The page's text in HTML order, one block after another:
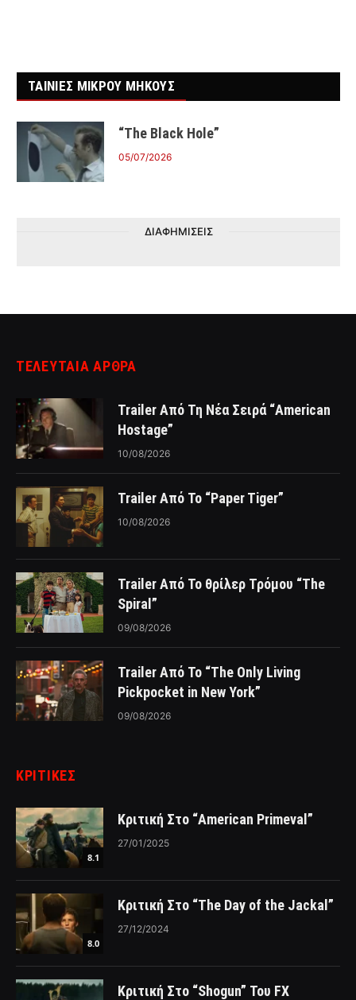
ΤΑΙΝΙΕΣ ΜΙΚΡΟΥ ΜΗΚΟΥΣ
“The Black Hole”
05/07/2026
ΔΙΑΦΗΜΙΣΕΙΣ
ΤΕΛΕΥΤΑΙΑ ΑΡΘΡΑ
Trailer Από Τη Νέα Σειρά “American
Hostage”
10/08/2026
Trailer Από Το “Paper Tiger”
10/08/2026
Trailer Από Το θρίλερ Τρόμου “The
Spiral”
09/08/2026
Trailer Από Το “The Only Living
Pickpocket in New York”
09/08/2026
ΚΡΙΤΙΚΈΣ
8.1
Κριτική Στο “American Primeval”
27/01/2025
8.0
Κριτική Στο “The Day of the Jackal”
27/12/2024
Κριτική Στο “Shogun” Του FX